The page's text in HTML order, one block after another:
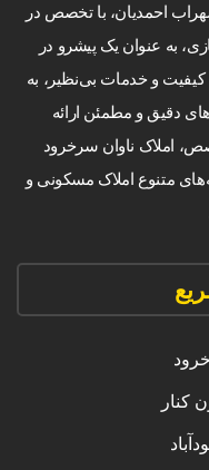
احمدیان، با تخصص در
به عنوان یک پیشرو در
کیفیت و خدمات بی‌نظیر، به
دقیق و مطمئن ارائه
املاک ناوان سرخرود
متنوع املاک مسکونی و
کنار